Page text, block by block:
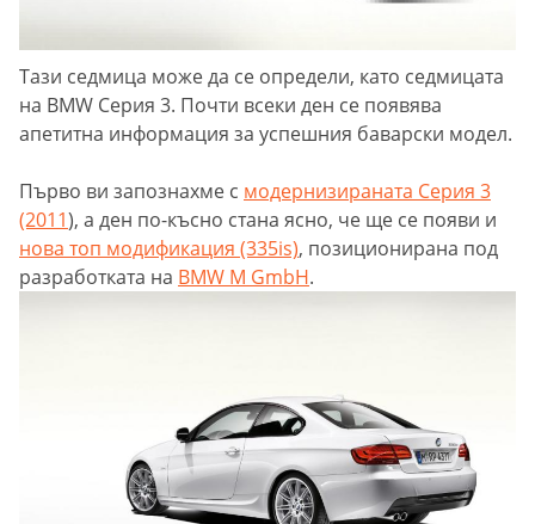
Тази седмица може да се определи, като седмицата
на BMW Серия 3. Почти всеки ден се появява
апетитна информация за успешния баварски модел.
Първо ви запознахме с модернизираната Серия 3
(2011), а ден по-късно стана ясно, че ще се появи и
нова топ модификация (335is), позиционирана под
разработката на BMW M GmbH.